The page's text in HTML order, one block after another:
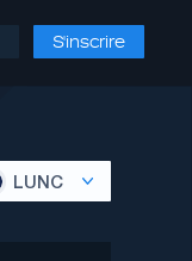
S'inscrire
LUNC